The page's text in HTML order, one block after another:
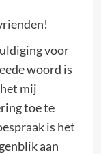
voor
woord is
mij
toe te
is het
aan